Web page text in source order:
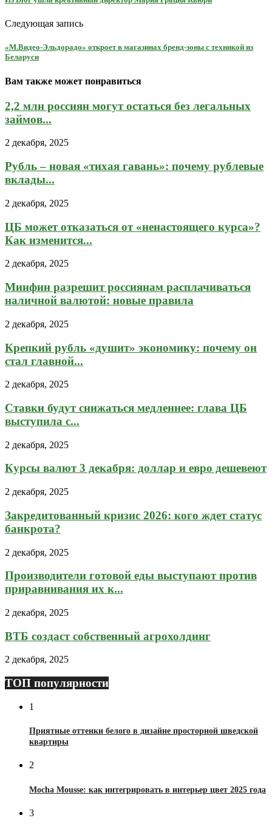
Следующая запись
«М.Видео-Эльдорадо» откроет в магазинах бренд-зоны с техникой из
Беларуси
Вам также может понравиться
2,2 млн россиян могут остаться без легальных
займов...
2 декабря, 2025
Рубль – новая «тихая гавань»: почему рублевые
вклады...
2 декабря, 2025
ЦБ может отказаться от «ненастоящего курса»?
Как изменится...
2 декабря, 2025
Минфин разрешит россиянам расплачиваться
наличной валютой: новые правила
2 декабря, 2025
Крепкий рубль «душит» экономику: почему он
стал главной...
2 декабря, 2025
Ставки будут снижаться медленнее: глава ЦБ
выступила с...
2 декабря, 2025
Курсы валют 3 декабря: доллар и евро дешевеют
2 декабря, 2025
Закредитованный кризис 2026: кого ждет статус
банкрота?
2 декабря, 2025
Производители готовой еды выступают против
приравнивания их к...
2 декабря, 2025
ВТБ создаст собственный агрохолдинг
2 декабря, 2025
ТОП популярности
1
Приятные оттенки белого в дизайне просторной шведской
квартиры
2
Mocha Mousse: как интегрировать в интерьер цвет 2025 года
3